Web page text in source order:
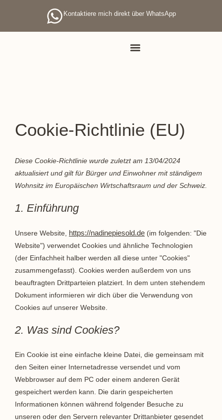
Kontaktiere mich direkt über WhatsApp
Cookie-Richtlinie (EU)
Diese Cookie-Richtlinie wurde zuletzt am 13/04/2024
aktualisiert und gilt für Bürger und Einwohner mit ständigem
Wohnsitz im Europäischen Wirtschaftsraum und der Schweiz.
1. Einführung
Unsere Website, https://nadinepiesold.de (im folgenden: "Die
Website") verwendet Cookies und ähnliche Technologien
(der Einfachheit halber werden all diese unter "Cookies"
zusammengefasst). Cookies werden außerdem von uns
beauftragten Drittparteien platziert. In dem unten stehendem
Dokument informieren wir dich über die Verwendung von
Cookies auf unserer Website.
2. Was sind Cookies?
Ein Cookie ist eine einfache kleine Datei, die gemeinsam mit
den Seiten einer Internetadresse versendet und vom
Webbrowser auf dem PC oder einem anderen Gerät
gespeichert werden kann. Die darin gespeicherten
Informationen können während folgender Besuche zu
unseren oder den Servern relevanter Drittanbieter gesendet